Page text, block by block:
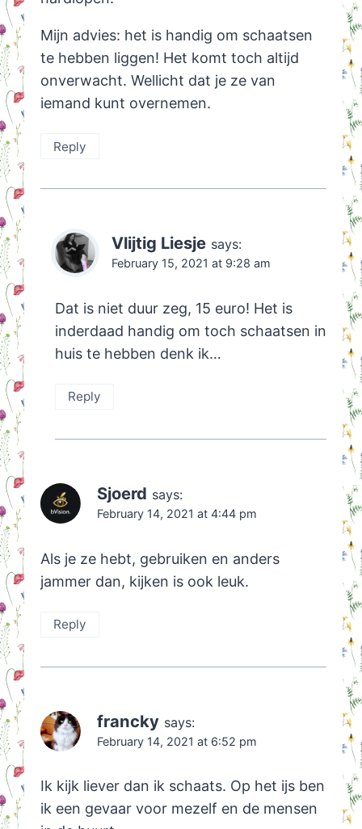
Mijn advies: het is handig om schaatsen
te hebben liggen! Het komt toch altijd
onverwacht. Wellicht dat je ze van
iemand kunt overnemen.
Reply
Vlijtig Liesje says:
February 15, 2021 at 9:28 am
Dat is niet duur zeg, 15 euro! Het is
inderdaad handig om toch schaatsen in
huis te hebben denk ik…
Reply
Sjoerd says:
February 14, 2021 at 4:44 pm
Als je ze hebt, gebruiken en anders
jammer dan, kijken is ook leuk.
Reply
francky says:
February 14, 2021 at 6:52 pm
Ik kijk liever dan ik schaats. Op het ijs ben
ik een gevaar voor mezelf en de mensen